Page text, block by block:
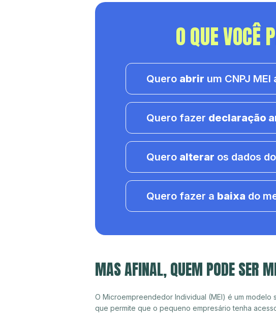
O QUE VOCÊ
Quero abrir um CNPJ MEI
Quero fazer declaração
Quero alterar os dados
Quero fazer a baixa do
MAS AFINAL, QUEM PODE SER
O Microempreendedor Individual (MEI) é um
que permite que o pequeno empresário tenha